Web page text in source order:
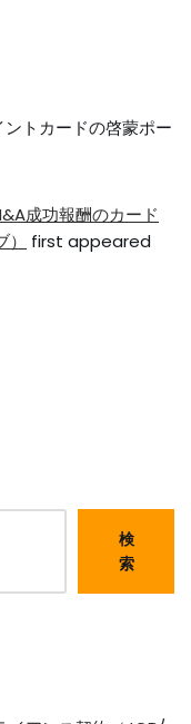
トカードの啓蒙ポー
成功報酬のカード
first appeared
検
索